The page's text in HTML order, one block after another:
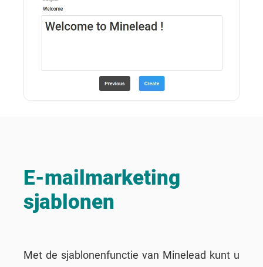
E-mailmarketing
sjablonen
Met de sjablonenfunctie van Minelead kunt u